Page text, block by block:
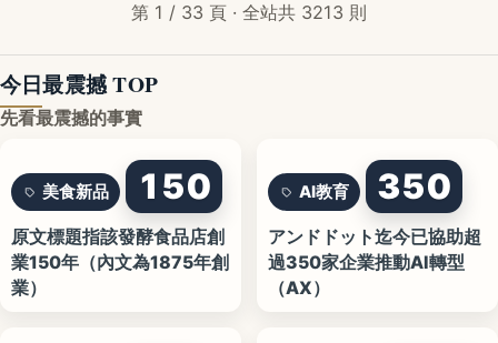
第 1 / 33 頁 · 全站共 3213 則
今日最震撼 TOP
先看最震撼的事實
美食新品 150
原文標題指該發酵食品店創
業150年（內文為1875年創
業）
AI教育 350
アンドドット迄今已協助超
過350家企業推動AI轉型
（AX）